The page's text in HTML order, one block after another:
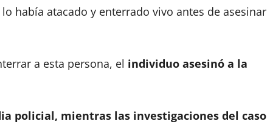
había atacado y enterrado vivo antes de asesinar
a esta persona, el individuo asesinó a la
policial, mientras las investigaciones del caso